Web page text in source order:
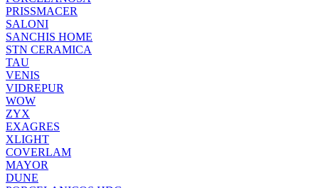
PRISSMACER
SALONI
SANCHIS HOME
STN CERAMICA
TAU
VENIS
VIDREPUR
WOW
ZYX
EXAGRES
XLIGHT
COVERLAM
MAYOR
DUNE